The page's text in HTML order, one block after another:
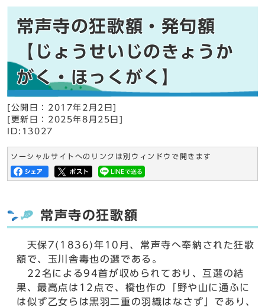
常声寺の狂歌額・発句額
【じょうせいじのきょうか
がく・ほっくがく】
[公開日： 2017年2月2日
[更新日： 2025年8月25日
ID:13027
ソーシャルサイトへのリンクは別ウィンドウで開きます
常声寺の狂歌額
天保7(1836)年10月、常声寺へ奉納された狂歌
額で、玉川舎毒也の選である。
22名による94首が収められており、互選の結
果、最高点は12点で、橋也作の「野や山に通ふに
は似ず乙女らは黒羽二重の羽織はなさず」であり、